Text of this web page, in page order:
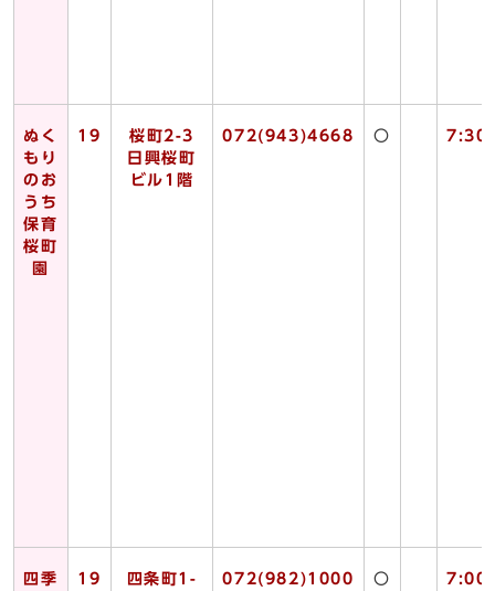
ぬく
もり
のお
うち
保育
桜町
園
19
桜町2-3
日興桜町
ビル1階
072(943)4668 〇
四季
19
四条町1-
072(982)1000 〇